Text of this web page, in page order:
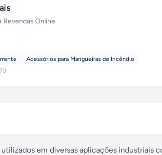
·Revendas Online
Acessórios para Mangueiras de Incêndio
70
em diversas aplicações industriais